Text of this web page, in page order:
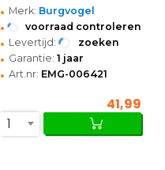
• Merk: Burgvogel
• voorraad controleren
• Levertijd: zoeken
• Garantie: 1 jaar
• Art.nr: EMG-006421
41,99
1